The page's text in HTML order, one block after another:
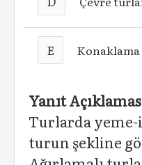
E Konaklama
Yanıt
Turlarda
turun şekline